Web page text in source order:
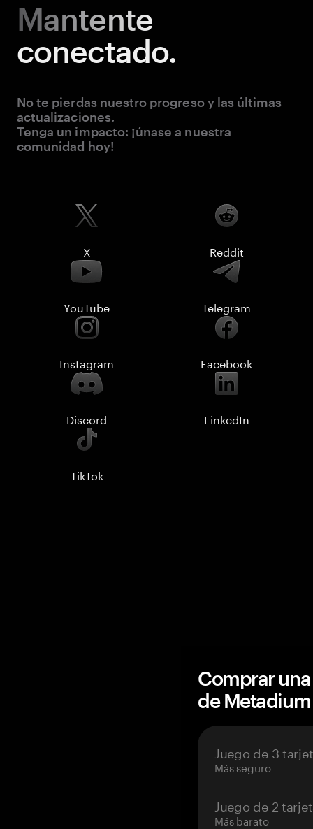
Mantente
conectado.
No te pierdas nuestro progreso y las últimas
actualizaciones.
Tenga un impacto: ¡únase a nuestra
comunidad hoy!
X Reddit
YouTube Telegram
Instagram Facebook
Discord LinkedIn
TikTok
Comprar
de
Juego de 3
Más seguro
Juego de 2
Más barato